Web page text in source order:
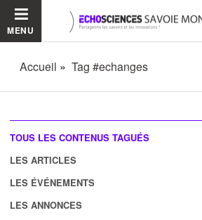
MENU
Accueil Tag #echanges
TOUS LES CONTENUS TAGUÉS
LES ARTICLES
LES ÉVÉNEMENTS
LES ANNONCES